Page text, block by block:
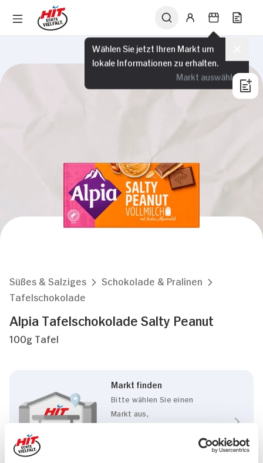
Wählen Sie jetzt Ihren Markt um
lokale Informationen zu erhalten.
Markt auswählen
Süßes & Salziges
Schokolade & Pralinen
Tafelschokolade
Alpia Tafelschokolade Salty Peanut
100g Tafel
Markt finden
Bitte wählen Sie einen
Markt aus,